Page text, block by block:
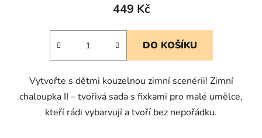
449 Kč
DO KOŠÍKU
Vytvořte s dětmi kouzelnou zimní scenérii! Zimní
chaloupka II – tvořivá sada s fixkami pro malé umělce,
kteří rádi vybarvují a tvoří bez nepořádku.